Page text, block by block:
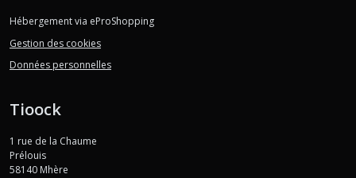
Hébergement via eProShopping
Gestion des cookies
Données personnelles
Tioock
1 rue de la Chaume
Prélouis
58140 Mhère